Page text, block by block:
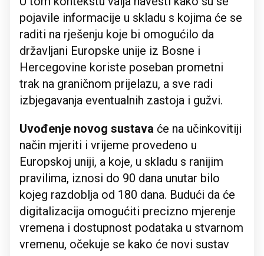
pojavile informacije u skladu s kojima će se
raditi na rješenju koje bi omogućilo da
državljani Europske unije iz Bosne i
Hercegovine koriste poseban prometni
trak na graničnom prijelazu, a sve radi
izbjegavanja eventualnih zastoja i gužvi.
Uvođenje novog sustava će na učinkovitiji
način mjeriti i vrijeme provedeno u
Europskoj uniji, a koje, u skladu s ranijim
pravilima, iznosi do 90 dana unutar bilo
kojeg razdoblja od 180 dana. Budući da će
digitalizacija omogućiti precizno mjerenje
vremena i dostupnost podataka u stvarnom
vremenu, očekuje se kako će novi sustav